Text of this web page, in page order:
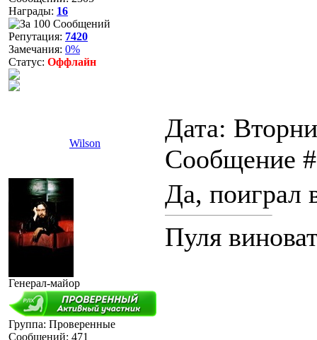
Награды: 16
Репутация: 7420
Замечания: 0%
Статус: Оффлайн
Wilson
Дата:
Сообщение
Генерал-майор
Группа: Проверенные
Сообщений: 471
Да, поиграл
Пуля